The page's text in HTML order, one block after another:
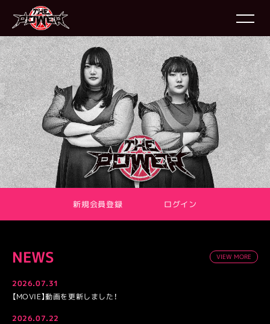
新規会員登録 ログイン
NEWS VIEW MORE
2026.07.31
【MOVIE】動画を更新しました！
2026.07.22